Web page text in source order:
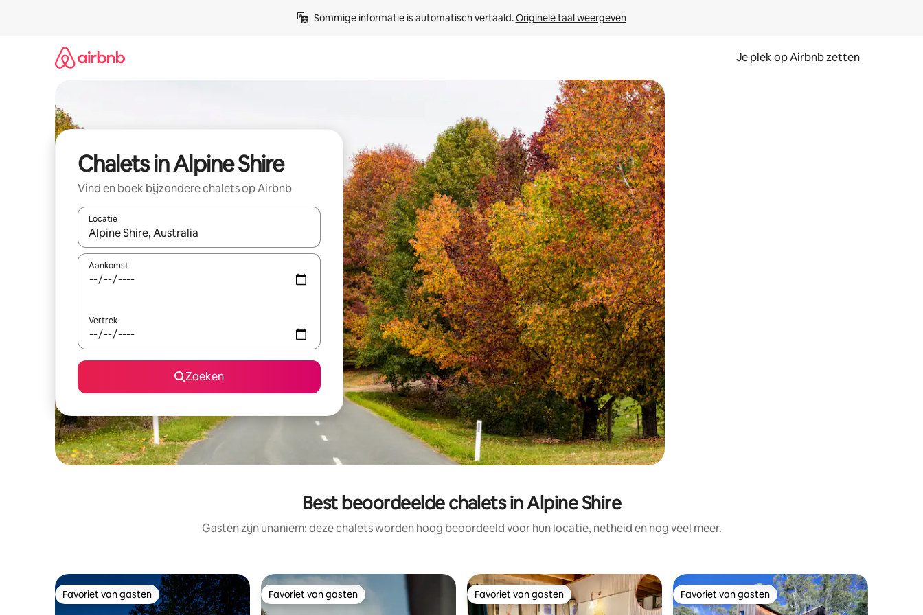
Sommige informatie is automatisch vertaald. Originele taal weergeven
Je plek op Airbnb zetten
Chalets in Alpine Shire
Vind en boek bijzondere chalets op Airbnb
Locatie
Wanneer er resultaten beschikbaar zijn, maak je een keuze met je de pijltjestoetsen omhoog en omlaag, óf door te tikken of swipen.
Aankomst
Vertrek
Zoeken
Best beoordeelde chalets in Alpine Shire
Gasten zijn unaniem: deze chalets worden hoog beoordeeld voor hun locatie, netheid en nog veel meer.
Favoriet van gasten
Favoriet van gasten Favoriet van gasten
Favoriet van gasten Favoriet van gasten
Favoriet van gasten Favoriet van gasten
Favoriet van gasten